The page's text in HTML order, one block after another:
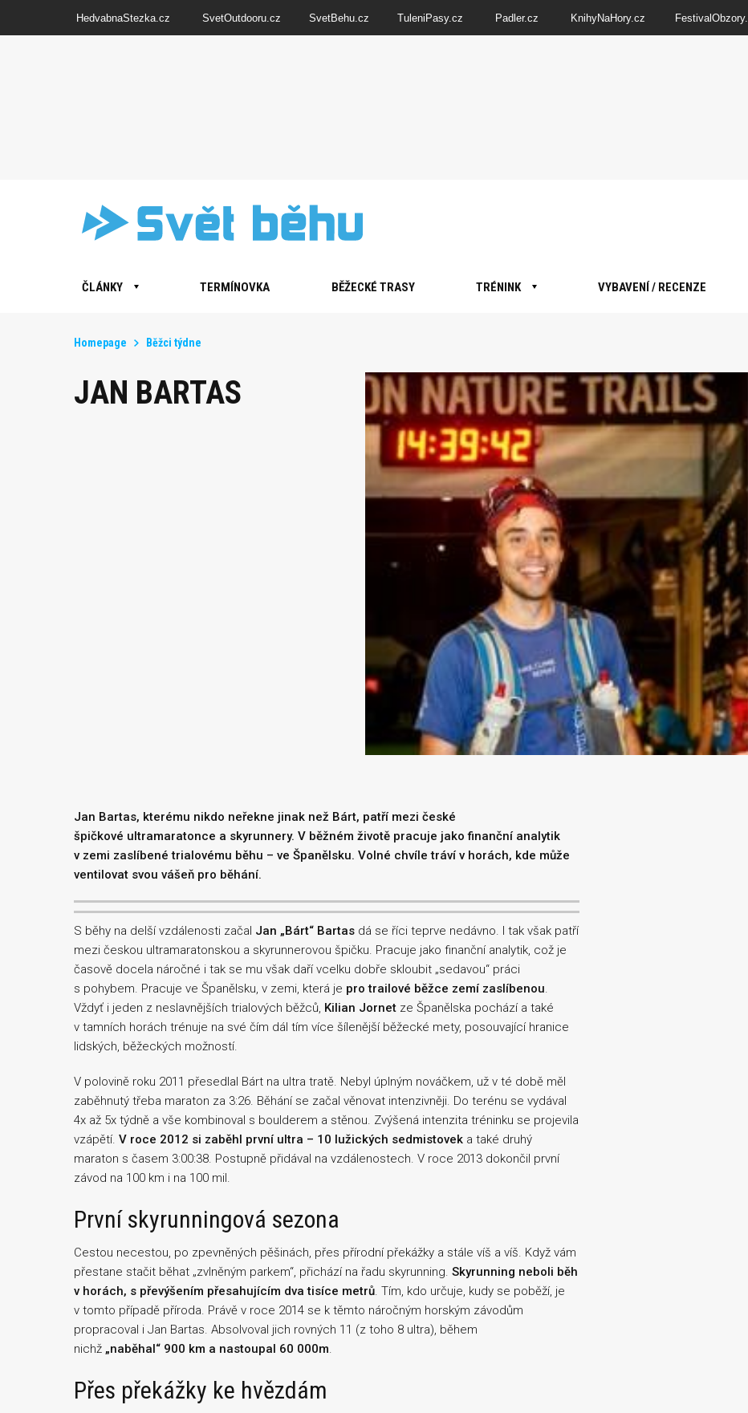
HedvabnaStezka.cz SvetOutdooru.cz SvetBehu.cz TuleniPasy.cz Padler.cz KnihyNaHory.cz
ČLÁNKY TERMÍNOVKA BĚŽECKÉ TRASY TRÉNINK VYBAVENÍ / RECENZE
Homepage Běžci týdne
JAN BARTAS
Jan Bartas, kterému nikdo neřekne jinak než Bárt, patří mezi české
špičkové ultramaratonce a skyrunnery. V běžném životě pracuje jako finanční analytik
v zemi zaslíbené trialovému běhu – ve Španělsku. Volné chvíle tráví v horách, kde může
ventilovat svou vášeň pro běhání.
S běhy na delší vzdálenosti začal Jan „Bárt“ Bartas dá se říci teprve nedávno. I tak však patří
mezi českou ultramaratonskou a skyrunnerovou špičku. Pracuje jako finanční analytik, což je
časově docela náročné i tak se mu však daří vcelku dobře skloubit „sedavou“ práci
s pohybem. Pracuje ve Španělsku, v zemi, která je pro trailové běžce zemí zaslíbenou.
Vždyť i jeden z neslavnějších trialových běžců, Kilian Jornet ze Španělska pochází a také
v tamních horách trénuje na své čím dál tím více šílenější běžecké mety, posouvající hranice
lidských, běžeckých možností.
V polovině roku 2011 přesedlal Bárt na ultra tratě. Nebyl úplným nováčkem, už v té době měl
zaběhnutý třeba maraton za 3:26. Běhání se začal věnovat intenzivněji. Do terénu se vydával
4x až 5x týdně a vše kombinoval s boulderem a stěnou. Zvýšená intenzita tréninku se projevila
vzápětí. V roce 2012 si zaběhl první ultra – 10 lužických sedmistovek a také druhý
maraton s časem 3:00:38. Postupně přidával na vzdálenostech. V roce 2013 dokončil první
závod na 100 km i na 100 mil.
První skyrunningová sezona
Cestou necestou, po zpevněných pěšinách, přes přírodní překážky a stále víš a víš. Když vám
přestane stačit běhat „zvlněným parkem“, přichází na řadu skyrunning. Skyrunning neboli běh
v horách, s převýšením přesahujícím dva tisíce metrů. Tím, kdo určuje, kudy se poběží, je
v tomto případě příroda. Právě v roce 2014 se k těmto náročným horským závodům
propracoval i Jan Bartas. Absolvoval jich rovných 11 (z toho 8 ultra), během
nichž „naběhal“ 900 km a nastoupal 60 000m.
Přes překážky ke hvězdám